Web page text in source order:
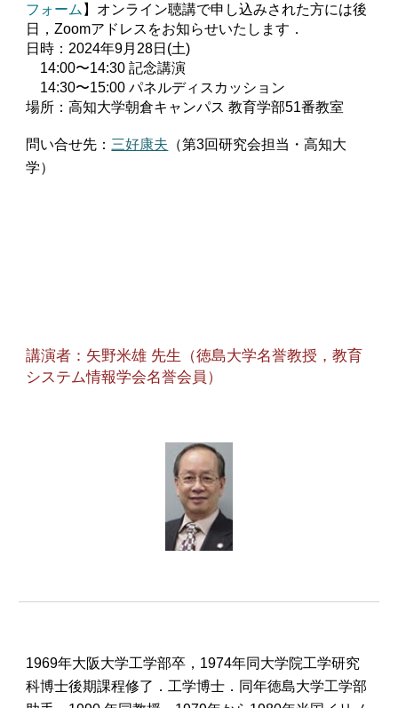
フォーム 】オンライン聴講で申し込みされた方には後
日，Zoomアドレスをお知らせいたします．
日時：2024年9月28日(土)
14:00〜14:30 記念講演
14:30〜15:00 パネルディスカッション
場所：高知大学朝倉キャンパス 教育学部51番教室
問い合せ先： 三好康夫 （第3回研究会担当・高知大
学）
講演者：矢野米雄 先生（徳島大学名誉教授，教育
システム情報学会名誉会員）
1969年大阪大学工学部卒，1974年同大学院工学研究
科博士後期課程修了．工学博士．同年徳島大学工学部